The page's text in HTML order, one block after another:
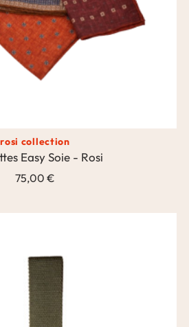
rosi collection
Easy Soie - Rosi
75,00 €